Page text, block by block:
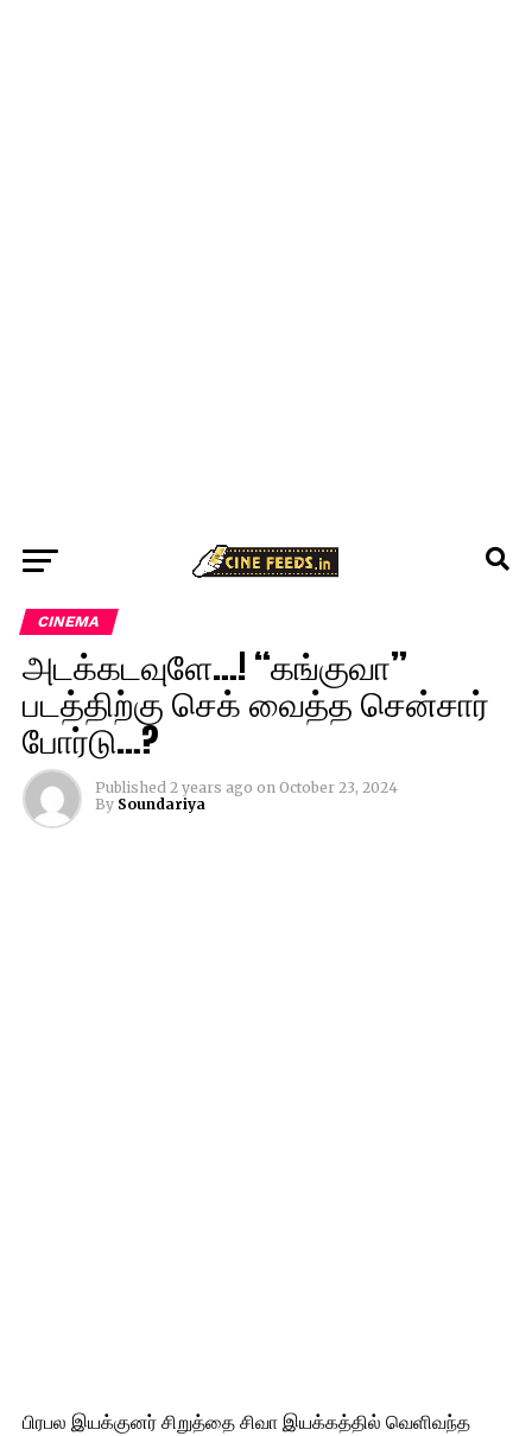
CINEMA
அடக்கடவுளே…! “கங்குவா”
படத்திற்கு செக் வைத்த சென்சார்
போர்டு…?
Published 2 years ago on October 23, 2024
By Soundariya
பிரபல இயக்குனர் சிறுத்தை சிவா இயக்கத்தில் வெளிவந்த